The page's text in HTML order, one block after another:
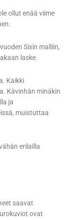
ollut enää viime
Sixin malliin,
laske.
Kaikki
Kävinhän minäkin
ja
muistuttaa
erilailla
saavat
ovat